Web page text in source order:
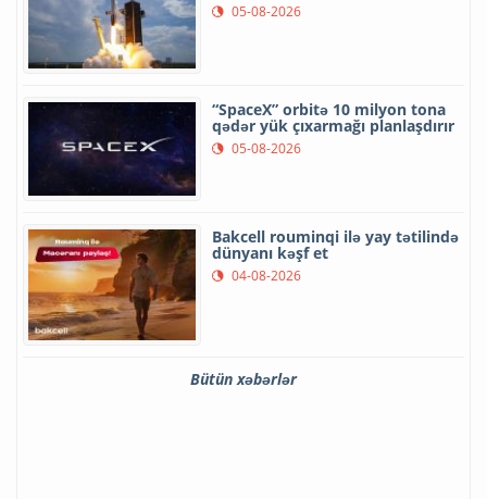
05-08-2026
“SpaceX” orbitə 10 milyon tona
qədər yük çıxarmağı planlaşdırır
05-08-2026
Bakcell rouminqi ilə yay tətilində
dünyanı kəşf et
04-08-2026
Bütün xəbərlər